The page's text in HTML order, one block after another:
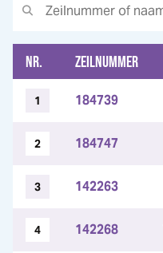
NR. ZEILNUMMER
1 184739
2 184747
3 142263
4 142268